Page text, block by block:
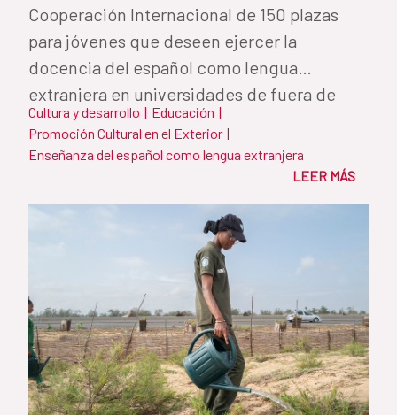
Cooperación Internacional de 150 plazas
para jóvenes que deseen ejercer la
docencia del español como lengua
extranjera en universidades de fuera de
España
Cultura y desarrollo | Educación |
Promoción Cultural en el Exterior |
Enseñanza del español como lengua extranjera
LEER MÁS